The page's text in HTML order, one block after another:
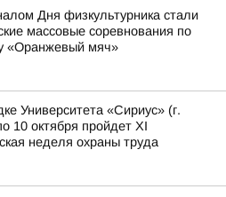
Дня физкультурника стали
массовые соревнования по
«Оранжевый мяч»
Университета «Сириус» (г.
10 октября пройдет XI
неделя охраны труда